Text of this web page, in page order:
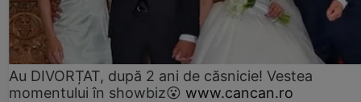
Au DIVORȚAT, după 2 ani de căsnicie! Vestea
momentului în showbiz😮 www.cancan.ro